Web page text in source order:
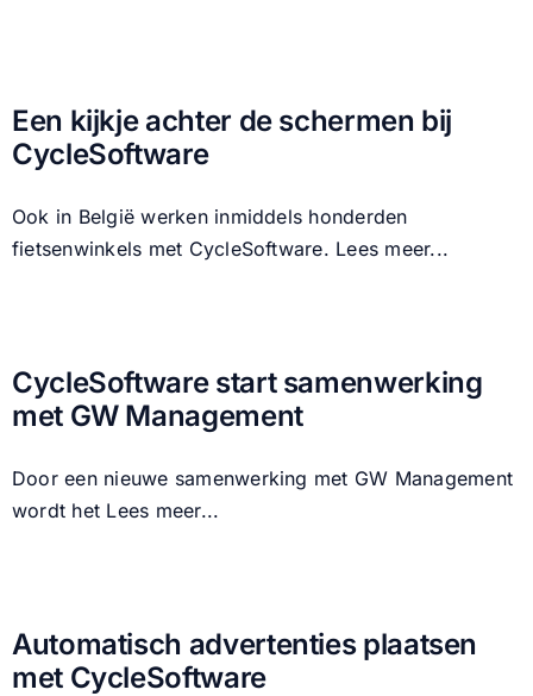
Een kijkje achter de schermen bij
CycleSoftware
Ook in België werken inmiddels honderden
fietsenwinkels met CycleSoftware. Lees meer...
CycleSoftware start samenwerking
met GW Management
Door een nieuwe samenwerking met GW Management
wordt het Lees meer...
Automatisch advertenties plaatsen
met CycleSoftware